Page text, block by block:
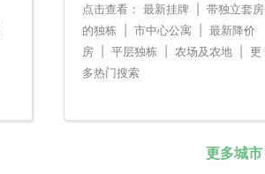
点击查看： 最新挂牌
带独立套房
的独栋
市中心公寓
最新降价
房
平层独栋 农场及农地
更
多热门搜索
更多城市